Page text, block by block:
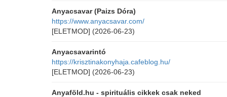
Anyacsavar (Paizs Dóra)
https://www.anyacsavar.com/
[ELETMOD] (2026-06-23)
Anyacsavarintó
https://krisztinakonyhaja.cafeblog.hu/
[ELETMOD] (2026-06-23)
Anyaföld.hu - spirituális cikkek csak neked